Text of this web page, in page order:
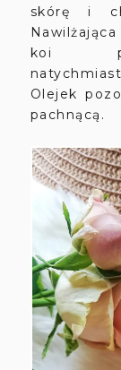
skórę i
koi
Olejek
pachnącą.